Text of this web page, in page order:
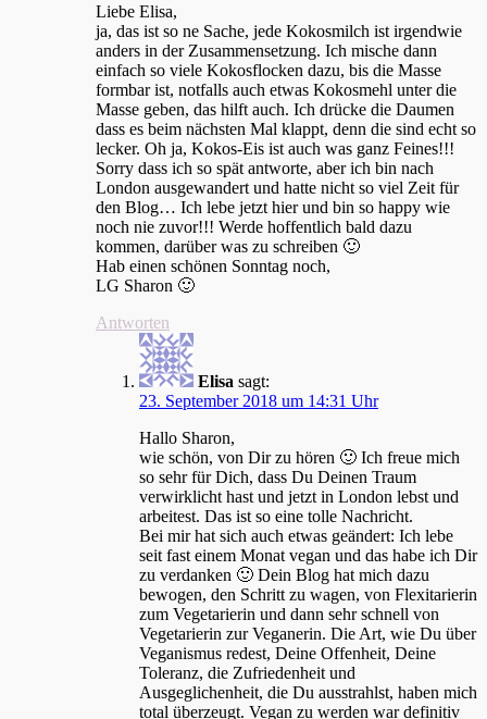
Liebe Elisa,
ja, das ist so ne Sache, jede Kokosmilch ist irgendwie
anders in der Zusammensetzung. Ich mische dann
einfach so viele Kokosflocken dazu, bis die Masse
formbar ist, notfalls auch etwas Kokosmehl unter die
Masse geben, das hilft auch. Ich drücke die Daumen
dass es beim nächsten Mal klappt, denn die sind echt so
lecker. Oh ja, Kokos-Eis ist auch was ganz Feines!!!
Sorry dass ich so spät antworte, aber ich bin nach
London ausgewandert und hatte nicht so viel Zeit für
den Blog… Ich lebe jetzt hier und bin so happy wie
noch nie zuvor!!! Werde hoffentlich bald dazu
kommen, darüber was zu schreiben 🙂
Hab einen schönen Sonntag noch,
LG Sharon 🙂
Antworten
Elisa sagt:
23. September 2018 um 14:31 Uhr
Hallo Sharon,
wie schön, von Dir zu hören 🙂 Ich freue mich
so sehr für Dich, dass Du Deinen Traum
verwirklicht hast und jetzt in London lebst und
arbeitest. Das ist so eine tolle Nachricht.
Bei mir hat sich auch etwas geändert: Ich lebe
seit fast einem Monat vegan und das habe ich Dir
zu verdanken 🙂 Dein Blog hat mich dazu
bewogen, den Schritt zu wagen, von Flexitarierin
zum Vegetarierin und dann sehr schnell von
Vegetarierin zur Veganerin. Die Art, wie Du über
Veganismus redest, Deine Offenheit, Deine
Toleranz, die Zufriedenheit und
Ausgeglichenheit, die Du ausstrahlst, haben mich
total überzeugt. Vegan zu werden war definitiv